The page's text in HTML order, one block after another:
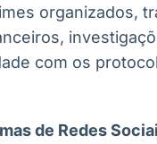
organizados,
com os
de Redes